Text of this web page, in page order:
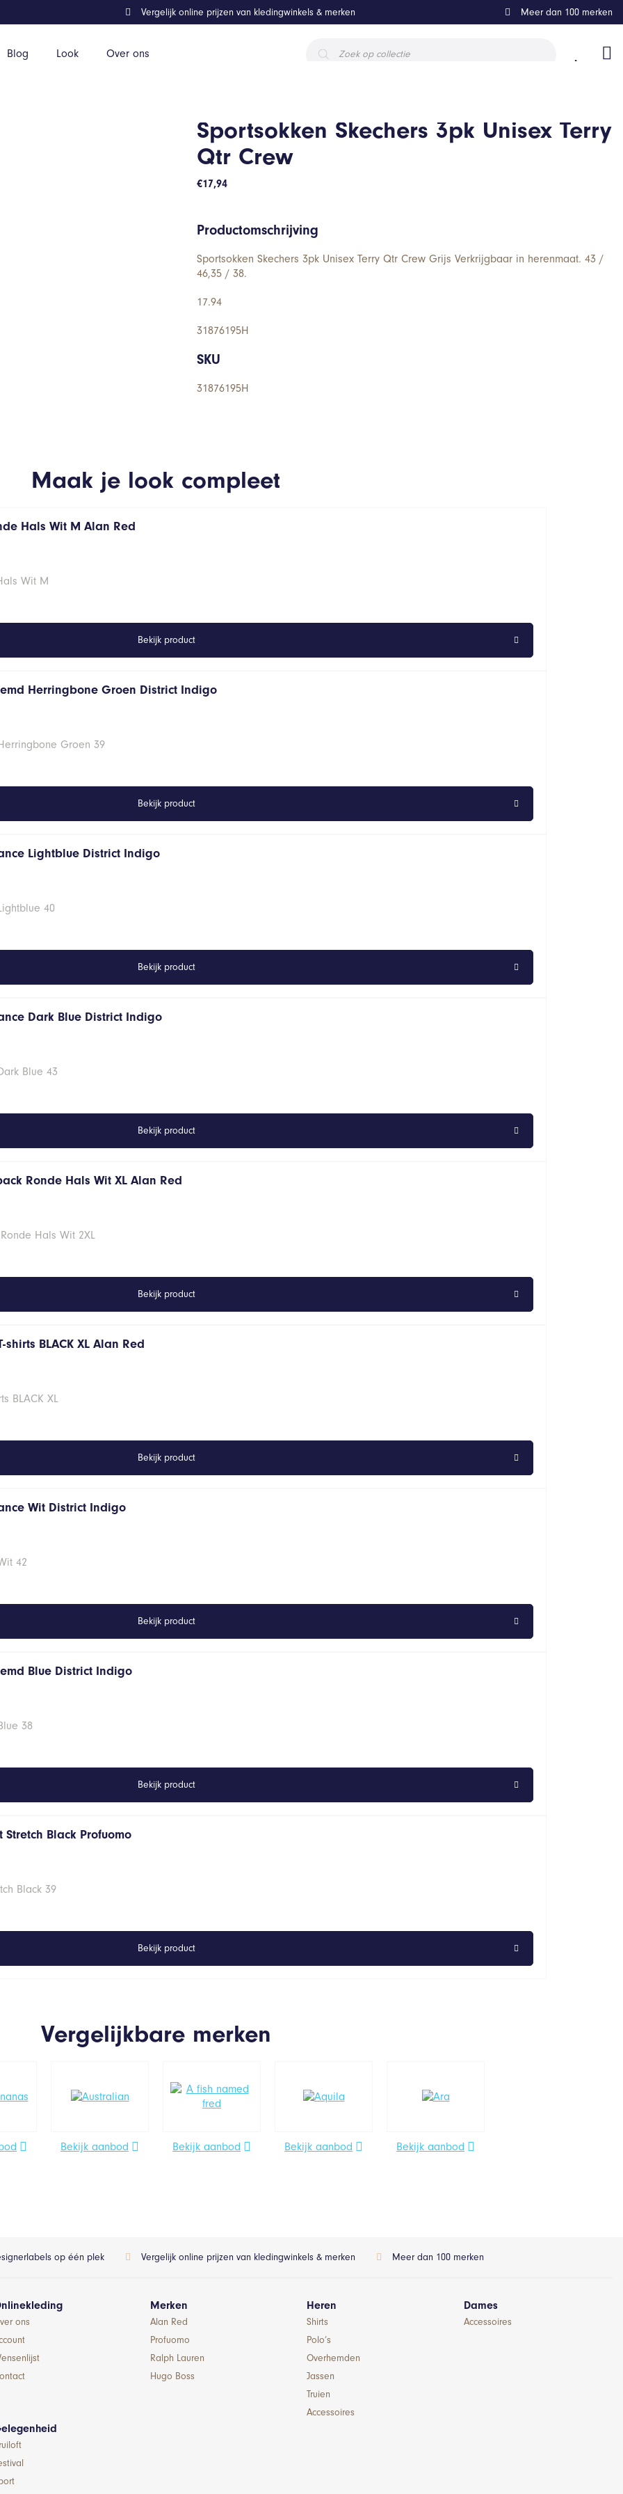
Blog Look Over ons
zoeken
Vergelijk online prijzen van kledingwinkels & merken Meer dan 100 merken
Sportsokken Skechers 3pk Unisex Terry
Qtr Crew
€17,94
Productomschrijving
Sportsokken Skechers 3pk Unisex Terry Qtr Crew Grijs Verkrijgbaar in herenmaat. 43 /
46,35 / 38.
17.94
31876195H
SKU
31876195H
Maak je look compleet
Hals Wit M Alan Red
Wit M
Bekijk product
Herringbone Groen District Indigo
Groen 39
Bekijk product
Lightblue District Indigo
40
Bekijk product
Dark Blue District Indigo
Blue 43
Bekijk product
Ronde Hals Wit XL Alan Red
Hals Wit 2XL
Bekijk product
BLACK XL Alan Red
BLACK XL
Bekijk product
Wit District Indigo
42
Bekijk product
Blue District Indigo
38
Bekijk product
Stretch Black Profuomo
Black 39
Bekijk product
Vergelijkbare merken
Bekijk aanbod Bekijk aanbod Bekijk aanbod Bekijk aanbod
op één plek Vergelijk online prijzen van kledingwinkels & merken Meer dan 100 merken
ons
Merken
Alan Red
Profuomo
Ralph Lauren
Hugo Boss
Heren
Shirts
Polo’s
Overhemden
Jassen
Truien
Accessoires
Dames
Accessoires